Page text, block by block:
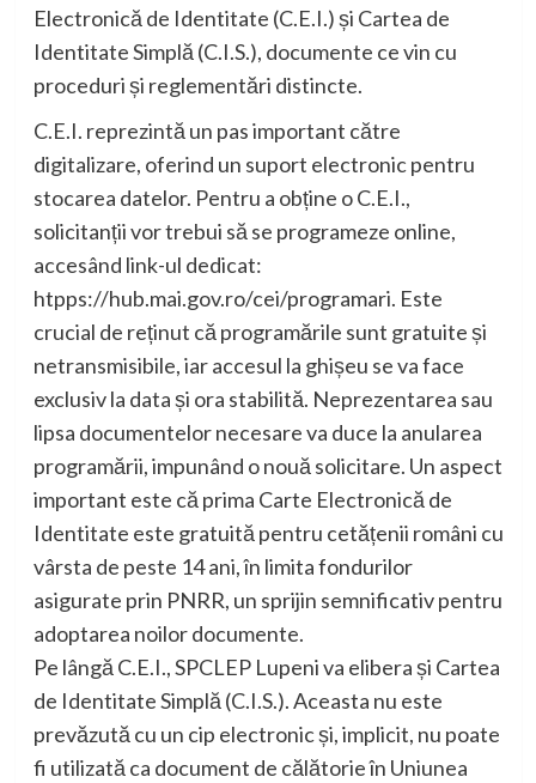
Electronică de Identitate (C.E.I.) și Cartea de
Identitate Simplă (C.I.S.), documente ce vin cu
proceduri și reglementări distincte.
C.E.I. reprezintă un pas important către
digitalizare, oferind un suport electronic pentru
stocarea datelor. Pentru a obține o C.E.I.,
solicitanții vor trebui să se programeze online,
accesând link-ul dedicat:
htpps://hub.mai.gov.ro/cei/programari. Este
crucial de reținut că programările sunt gratuite și
netransmisibile, iar accesul la ghișeu se va face
exclusiv la data și ora stabilită. Neprezentarea sau
lipsa documentelor necesare va duce la anularea
programării, impunând o nouă solicitare. Un aspect
important este că prima Carte Electronică de
Identitate este gratuită pentru cetățenii români cu
vârsta de peste 14 ani, în limita fondurilor
asigurate prin PNRR, un sprijin semnificativ pentru
adoptarea noilor documente.
Pe lângă C.E.I., SPCLEP Lupeni va elibera și Cartea
de Identitate Simplă (C.I.S.). Aceasta nu este
prevăzută cu un cip electronic și, implicit, nu poate
fi utilizată ca document de călătorie în Uniunea